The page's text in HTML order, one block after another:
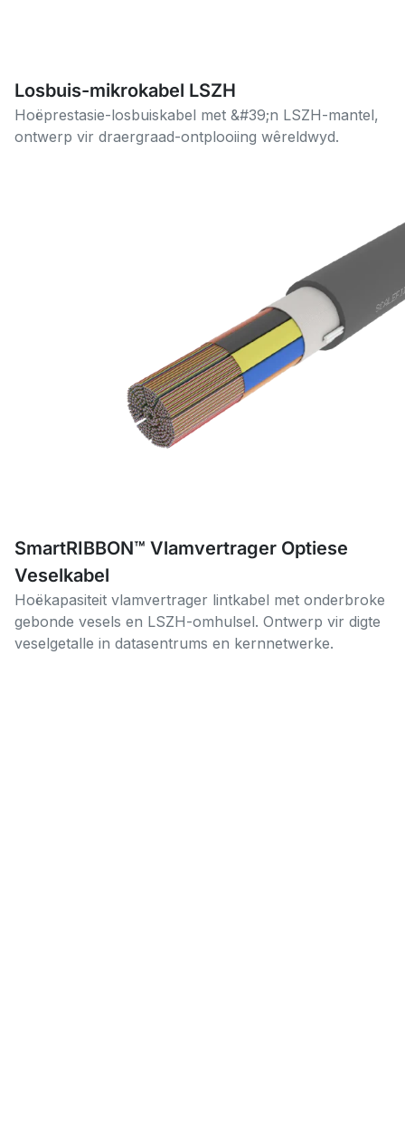
Losbuis-mikrokabel LSZH
Hoëprestasie-losbuiskabel met &#39;n LSZH-mantel,
ontwerp vir draergraad-ontplooiing wêreldwyd.
SmartRIBBON™ Vlamvertrager Optiese
Veselkabel
Hoëkapasiteit vlamvertrager lintkabel met onderbroke
gebonde vesels en LSZH-omhulsel. Ontwerp vir digte
veselgetalle in datasentrums en kernnetwerke.